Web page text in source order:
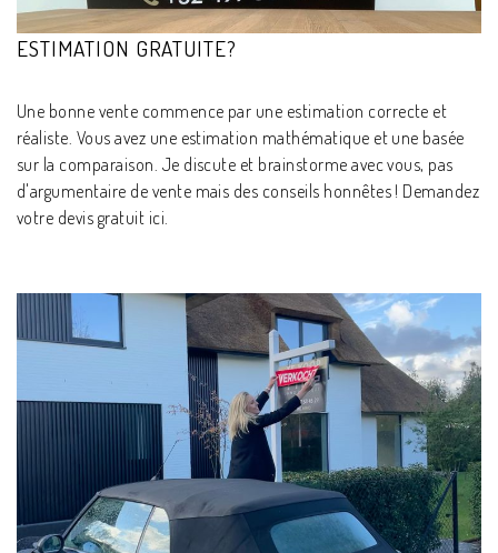
ESTIMATION GRATUITE?
Une bonne vente commence par une estimation correcte et
réaliste. Vous avez une estimation mathématique et une basée
sur la comparaison. Je discute et brainstorme avec vous, pas
d'argumentaire de vente mais des conseils honnêtes ! Demandez
votre devis gratuit ici.